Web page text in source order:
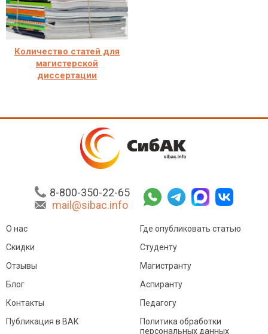
Количество статей для
магистерской
диссертации
8-800-350-22-65
mail@sibac.info
О нас
Скидки
Отзывы
Блог
Контакты
Где опубликовать статью
Студенту
Магистранту
Аспиранту
Педагогу
Публикация в ВАК
Политика обработки
персональных данных